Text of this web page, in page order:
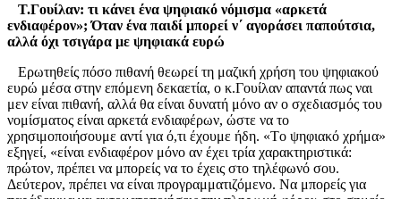
Τ.Γουίλαν: τι κάνει ένα ψηφιακό νόμισμα «αρκετά
ενδιαφέρον»; Όταν ένα παιδί μπορεί ν΄ αγοράσει παπούτσια,
αλλά όχι τσιγάρα με ψηφιακά ευρώ
Ερωτηθείς πόσο πιθανή θεωρεί τη μαζική χρήση του ψηφιακού
ευρώ μέσα στην επόμενη δεκαετία, ο κ.Γουίλαν απαντά πως ναι
μεν είναι πιθανή, αλλά θα είναι δυνατή μόνο αν ο σχεδιασμός του
νομίσματος είναι αρκετά ενδιαφέρων, ώστε να το
χρησιμοποιήσουμε αντί για ό,τι έχουμε ήδη. «Tο ψηφιακό χρήμα»
εξηγεί, «είναι ενδιαφέρον μόνο αν έχει τρία χαρακτηριστικά:
πρώτον, πρέπει να μπορείς να το έχεις στο τηλέφωνό σου.
Δεύτερον, πρέπει να είναι προγραμματιζόμενο. Να μπορείς για